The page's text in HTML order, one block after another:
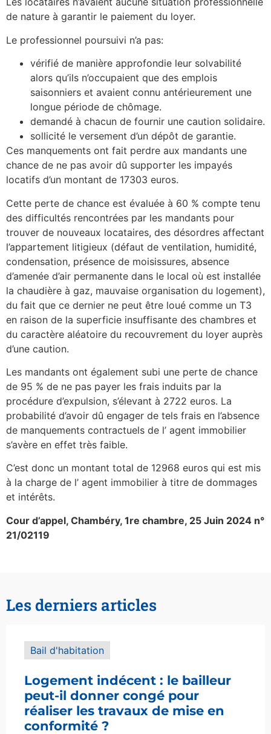
de nature à garantir le paiement du loyer.
Le professionnel poursuivi n’a pas:
vérifié de manière approfondie leur solvabilité
alors qu’ils n’occupaient que des emplois
saisonniers et avaient connu antérieurement une
longue période de chômage.
demandé à chacun de fournir une caution solidaire.
sollicité le versement d’un dépôt de garantie.
Ces manquements ont fait perdre aux mandants une
chance de ne pas avoir dû supporter les impayés
locatifs d’un montant de 17303 euros.
Cette perte de chance est évaluée à 60 % compte tenu
des difficultés rencontrées par les mandants pour
trouver de nouveaux locataires, des désordres affectant
l’appartement litigieux (défaut de ventilation, humidité,
condensation, présence de moisissures, absence
d’amenée d’air permanente dans le local où est installée
la chaudière à gaz, mauvaise organisation du logement),
du fait que ce dernier ne peut être loué comme un T3
en raison de la superficie insuffisante des chambres et
du caractère aléatoire du recouvrement du loyer auprès
d’une caution.
Les mandants ont également subi une perte de chance
de 95 % de ne pas payer les frais induits par la
procédure d’expulsion, s’élevant à 2722 euros. La
probabilité d’avoir dû engager de tels frais en l’absence
de manquements contractuels de l’ agent immobilier
s’avère en effet très faible.
C’est donc un montant total de 12968 euros qui est mis
à la charge de l’ agent immobilier à titre de dommages
et intérêts.
Cour d’appel, Chambéry, 1re chambre, 25 Juin 2024 n°
21/02119
Les derniers articles
Bail d'habitation
Logement indécent : le bailleur
peut-il donner congé pour
réaliser les travaux de mise en
conformité ?